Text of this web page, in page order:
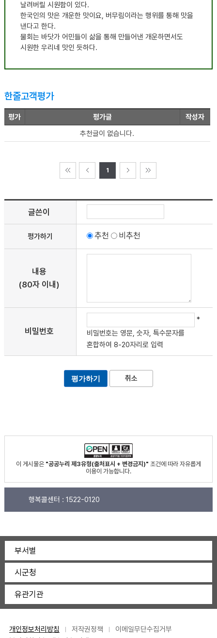
날려버릴 시원함이 있다.
한국인의 맛은 개운한 맛이요, 버무림이라는 행위를 통해 맛을
낸다고 한다.
물회는 바닷가 어민들이 삶을 통해 만들어낸 개운하면서도
시원한 우리네 맛인 듯하다.
한줄고객평가
평가 평가글
작성자
추천글이 없습니다.
1
글쓴이
평가하기 추천 비추천
내용
(80자 이내)
비밀번호
*
비밀번호는 영문, 숫자, 특수문자를
혼합하여 8-20자리로 입력
취소
이 게시물은 "공공누리 제3유형(출처표시 + 변경금지)" 조건에 따라 자유롭게
이용이 가능합니다.
행복콜센터 : 1522-0120
부서별
시군청
유관기관
개인정보처리방침 저작권정책
이메일무단수집거부